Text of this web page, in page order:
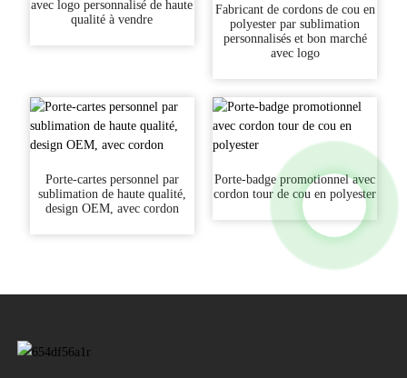
avec logo personnalisé de haute
qualité à vendre
Fabricant de cordons de cou en
polyester par sublimation
personnalisés et bon marché
avec logo
Porte-cartes personnel par
sublimation de haute qualité,
design OEM, avec cordon
Porte-badge promotionnel avec
cordon tour de cou en polyester